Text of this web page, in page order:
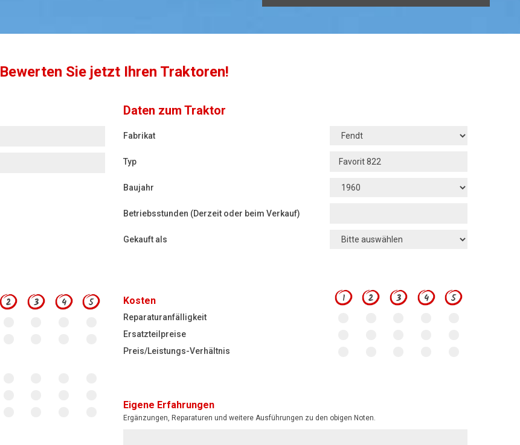
Bewerten Sie jetzt Ihren Traktoren!
Daten zum Traktor
Fabrikat
Typ
Baujahr
Betriebsstunden (Derzeit oder beim Verkauf)
Gekauft als
2 3 4 5 Kosten 1 2 3 4 5
Reparaturanfälligkeit
Ersatzteilpreise
Preis/Leistungs-Verhältnis
Eigene Erfahrungen
Ergänzungen, Reparaturen und weitere Ausführungen zu den obigen Noten.